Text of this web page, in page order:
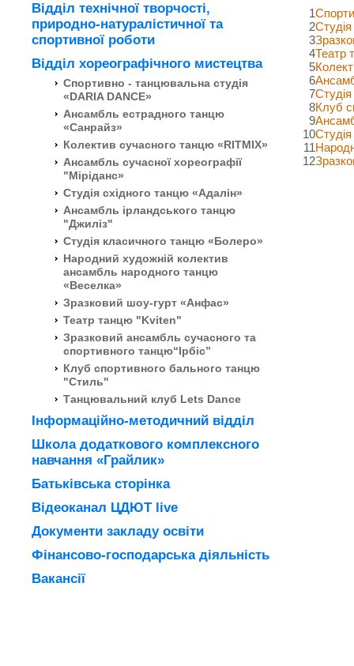
1
2
3
4Театр
5
6
7
8Клуб
9
10
11
12
Відділ технічної творчості,
природно-натуралістичної та
спортивної роботи
Відділ хореографічного мистецтва
Спортивно - танцювальна студія
«DARIA DANCE»
Ансамбль естрадного танцю
«Санрайз»
Колектив сучасного танцю «RITMIX»
Ансамбль сучасної хореографії
"Міріданс»
Студія східного танцю «Адалін»
Ансамбль ірландського танцю
"Джиліз"
Студія класичного танцю «Болеро»
Народний художній колектив
ансамбль народного танцю
«Веселка»
Зразковий шоу-гурт «Анфас»
Театр танцю "Kviten"
Зразковий ансамбль сучасного та
спортивного танцю“Ірбіс”
Клуб спортивного бального танцю
"Стиль"
Танцювальний клуб Lets Dance
Інформаційно-методичний відділ
Школа додаткового комплексного
навчання «Грайлик»
Батьківська сторінка
Відеоканал ЦДЮТ live
Документи закладу освіти
Фінансово-господарська діяльність
Вакансії